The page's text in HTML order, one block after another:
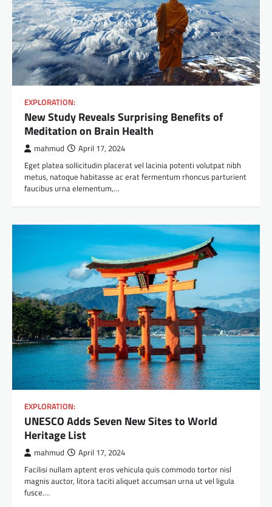
EXPLORATION:
New Study Reveals Surprising Benefits of
Meditation on Brain Health
mahmud April 17, 2024
Eget platea sollicitudin placerat vel lacinia potenti volutpat nibh
metus, natoque habitasse ac erat fermentum rhoncus parturient
faucibus urna elementum,…
EXPLORATION:
UNESCO Adds Seven New Sites to World
Heritage List
mahmud April 17, 2024
Facilisi nullam aptent eros vehicula quis commodo tortor nisl
magnis auctor, litora taciti aliquet accumsan urna ut vel ligula
fusce.…